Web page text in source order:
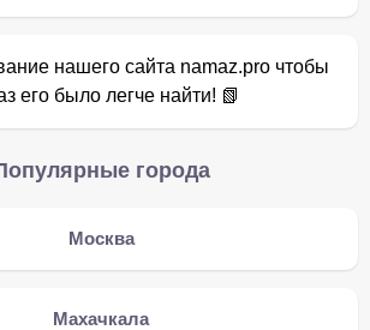
нашего сайта namaz.pro чтобы
его было легче найти! 📗
города
Москва
Махачкала